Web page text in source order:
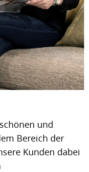
und
Bereich der
Kunden dabei